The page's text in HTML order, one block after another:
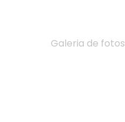
Galeria de fotos